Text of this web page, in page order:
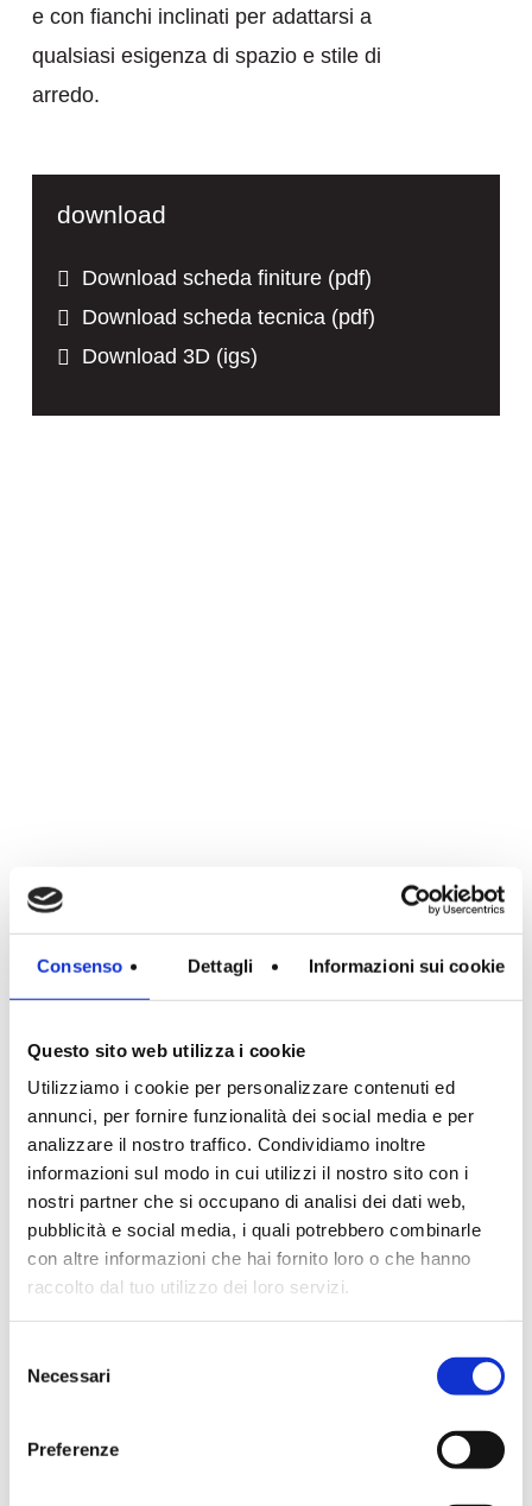
Consenso Dettagli Informazioni sui cookie
Questo sito web utilizza i cookie
Utilizziamo i cookie per personalizzare contenuti ed
annunci, per fornire funzionalità dei social media e per
analizzare il nostro traffico. Condividiamo inoltre
informazioni sul modo in cui utilizzi il nostro sito con i
nostri partner che si occupano di analisi dei dati web,
pubblicità e social media, i quali potrebbero combinarle
con altre informazioni che hai fornito loro o che hanno
raccolto dal tuo utilizzo dei loro servizi.
delNecessari
Preferenze
e con fianchi inclinati per adattarsi a
qualsiasi esigenza di spazio e stile di
arredo.
download
Download scheda finiture (pdf)
Download scheda tecnica (pdf)
Download 3D (igs)